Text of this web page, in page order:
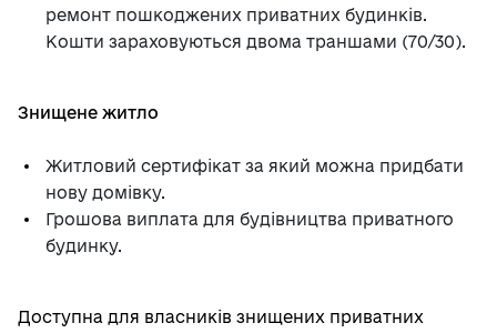
ремонт пошкоджених приватних будинків.
Кошти зараховуються двома траншами (70/30).
Знищене житло
Житловий сертифікат за який можна придбати
нову домівку.
Грошова виплата для будівництва приватного
будинку.
Доступна для власників знищених приватних